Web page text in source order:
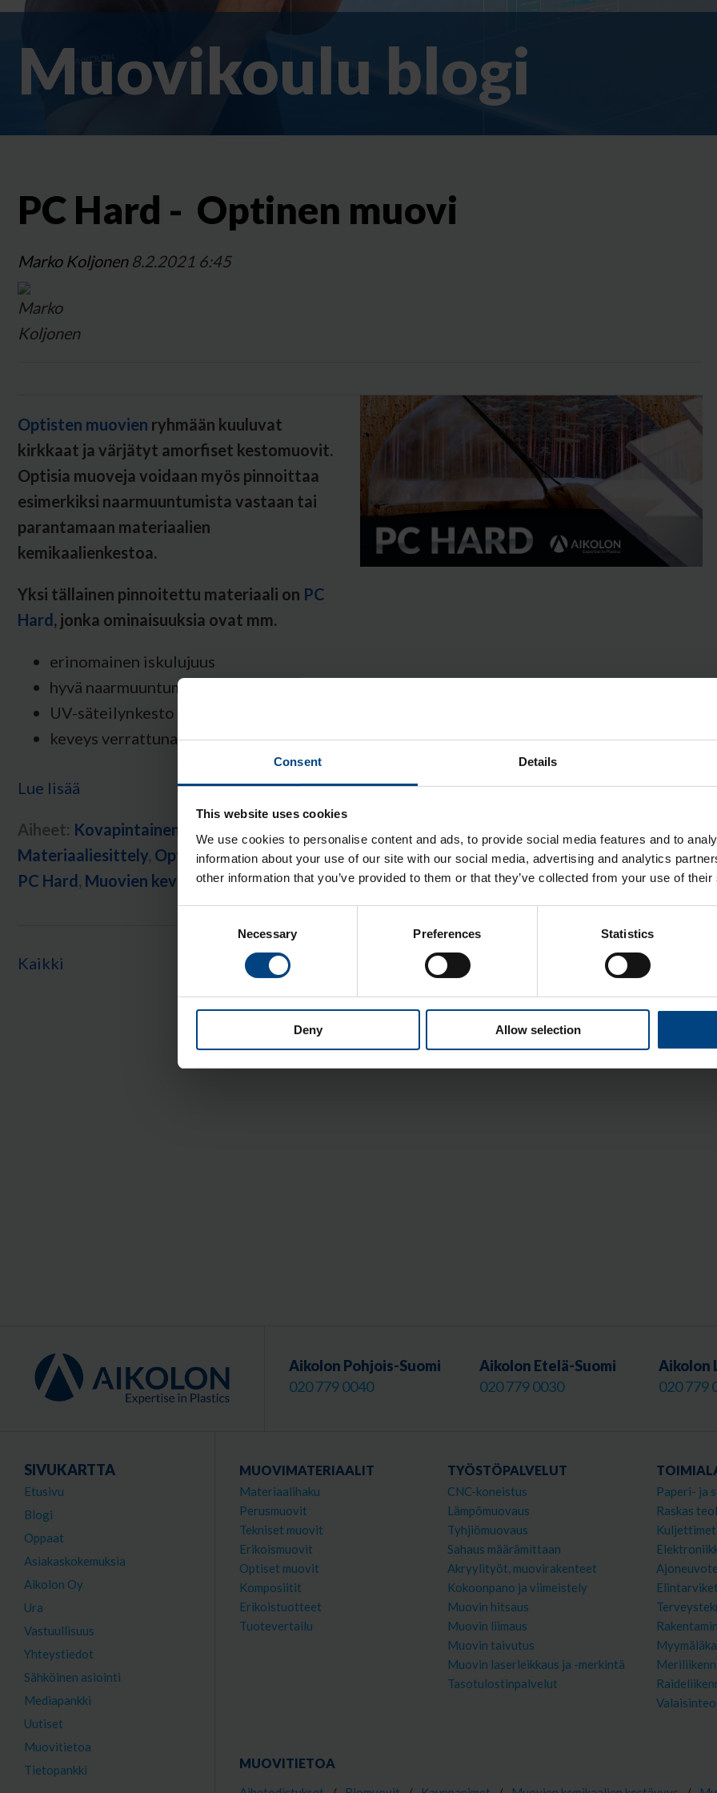
Consent Details
This website uses cookies
We use cookies to personalise content and ads, to provide social media features and to
information about your use of our site with our social media, advertising and analytics
other information that you’ve provided to them or that they’ve collected from your use of
Necessary Preferences Statistics
Deny Allow selection
Muovikoulu blogi
PC Hard - Optinen muovi
Marko Koljonen8.2.2021 6:45
Optisten muovien ryhmään kuuluvat
kirkkaat ja värjätyt amorfiset kestomuovit.
Optisia muoveja voidaan myös pinnoittaa
esimerkiksi naarmuuntumista vastaan tai
parantamaan materiaalien
kemikaalienkestoa.
Yksi tällainen pinnoitettu materiaali on PC
Hard, jonka ominaisuuksia ovat mm.
erinomainen iskulujuus
hyvä naarmuuntumisen kesto
UV-säteilynkesto
keveys verrattuna lasiin (ominaispaino 1,2 g/cm^3)
Lue lisää
Aiheet: Kovapintainen polykarbonaatti (PC)
Materiaaliesittely, Optinen muovi ,Muovien naarmuuntumisen kesto,Muovien iskunkestävyys,
PC Hard, Muovien keveys,Muovien UV-säteilynkesto
Kaikki
Aikolon Pohjois-Suomi
020 779 0040
Aikolon Etelä-Suomi
020 779 0030
Aikolon
020 779
SIVUKARTTA
Etusivu
Blogi
Oppaat
Asiakaskokemuksia
Aikolon Oy
Ura
Vastuullisuus
Yhteystiedot
Sähköinen asiointi
Mediapankki
Uutiset
Muovitietoa
Tietopankki
MUOVIMATERIAALIT
Materiaalihaku
Perusmuovit
Tekniset muovit
Erikoismuovit
Optiset muovit
Komposiitit
Erikoistuotteet
Tuotevertailu
TYÖSTÖPALVELUT
CNC-koneistus
Lämpömuovaus
Tyhjiömuovaus
Sahaus määrämittaan
Akryylityöt, muovirakenteet
Kokoonpano ja viimeistely
Muovin hitsaus
Muovin liimaus
Muovin taivutus
Muovin laserleikkaus ja -merkintä
Tasotulostinpalvelut
Paperi- ja
Raskas
Kuljettimet
MUOVITIETOA